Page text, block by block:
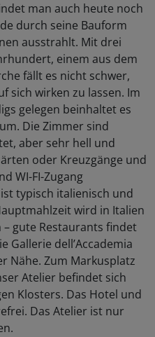
man auch heute noch
durch seine Bauform
ausstrahlt. Mit drei
einem aus dem
fällt es nicht schwer,
sich wirken zu lassen. Im
gelegen beinhaltet es
Die Zimmer sind
aber sehr hell und
oder Kreuzgänge und
WI-FI-Zugang
typisch italienisch und
wird in Italien
gute Restaurants findet
Gallerie dell’Accademia
Nähe. Zum Markusplatz
Atelier befindet sich
Klosters. Das Hotel und
Das Atelier ist nur